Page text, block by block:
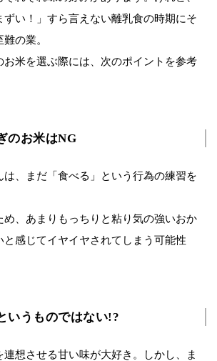
ずい！」すら言えない離乳食の時期にそ
の業。
お米を選ぶ際には、次のポイントを参考
のお米はNG
は、まだ「食べる」という行為の練習を
め、あまりもっちりと粘り気の強いおか
と感じてイヤイヤされてしまう可能性
いうものではない!?
想させる甘い味が大好き。しかし、ま